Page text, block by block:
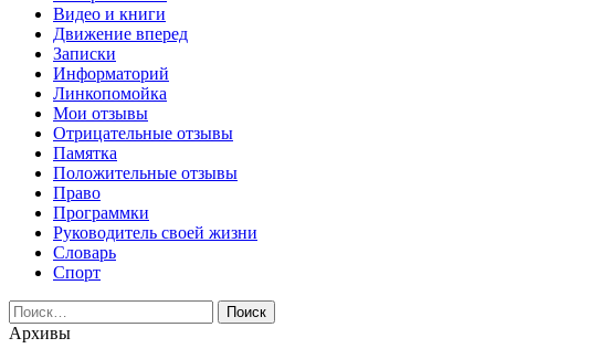
Видео и книги
Движение вперед
Записки
Информаторий
Линкопомойка
Мои отзывы
Отрицательные отзывы
Памятка
Положительные отзывы
Право
Программки
Руководитель своей жизни
Словарь
Спорт
Найти:
Архивы